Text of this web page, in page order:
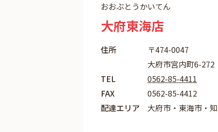
おおぶとうかいてん
大府東海店
住所
〒474-0047
大府市宮内町6-272
TEL
0562-85-4411
FAX
0562-85-4412
配達エリア
大府市・東海市・